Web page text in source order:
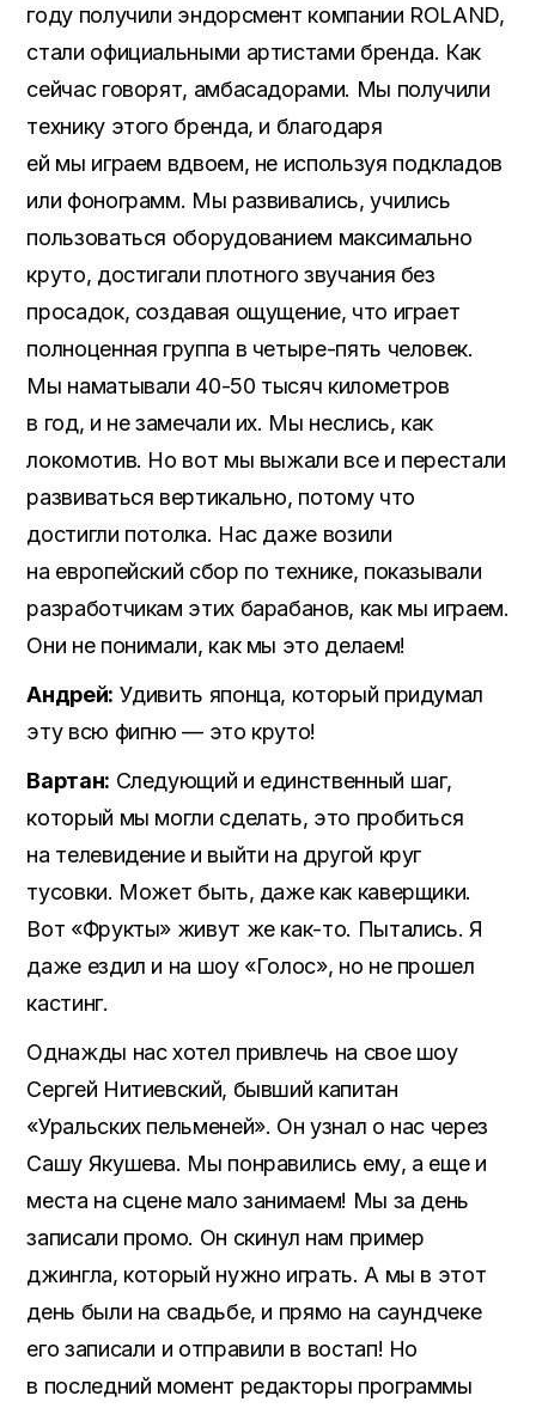
году получили эндорсмент компании ROLAND,
стали официальными артистами бренда. Как
сейчас говорят, амбасадорами. Мы получили
технику этого бренда, и благодаря
ей мы играем вдвоем, не используя подкладов
или фонограмм. Мы развивались, учились
пользоваться оборудованием максимально
круто, достигали плотного звучания без
просадок, создавая ощущение, что играет
полноценная группа в четыре-пять человек.
Мы наматывали 40-50 тысяч километров
в год, и не замечали их. Мы неслись, как
локомотив. Но вот мы выжали все и перестали
развиваться вертикально, потому что
достигли потолка. Нас даже возили
на европейский сбор по технике, показывали
разработчикам этих барабанов, как мы играем.
Они не понимали, как мы это делаем!
Андрей: Удивить японца, который придумал
эту всю фигню — это круто!
Вартан: Следующий и единственный шаг,
который мы могли сделать, это пробиться
на телевидение и выйти на другой круг
тусовки. Может быть, даже как каверщики.
Вот «Фрукты» живут же как-то. Пытались. Я
даже ездил и на шоу «Голос», но не прошел
кастинг.
Однажды нас хотел привлечь на свое шоу
Сергей Нитиевский, бывший капитан
«Уральских пельменей». Он узнал о нас через
Сашу Якушева. Мы понравились ему, а еще и
места на сцене мало занимаем! Мы за день
записали промо. Он скинул нам пример
джингла, который нужно играть. А мы в этот
день были на свадьбе, и прямо на саундчеке
его записали и отправили в востап! Но
в последний момент редакторы программы